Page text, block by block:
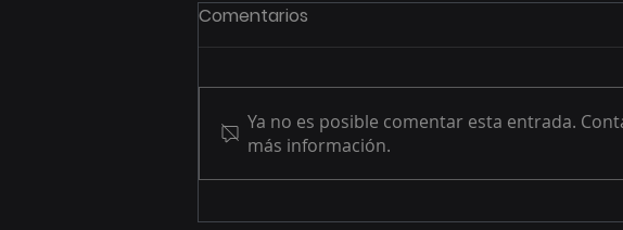
Evaluación de AV para las
empresas líderes en
de
Comentarios
Ya no es posible comentar esta entrada.
más información.